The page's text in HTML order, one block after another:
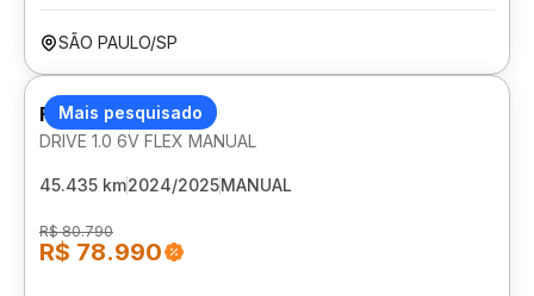
SÃO PAULO/SP
Mais pesquisado
FIAT CRONOS
DRIVE 1.0 6V FLEX MANUAL
45.435 km2024/2025MANUAL
R$ 80.790
R$ 78.990